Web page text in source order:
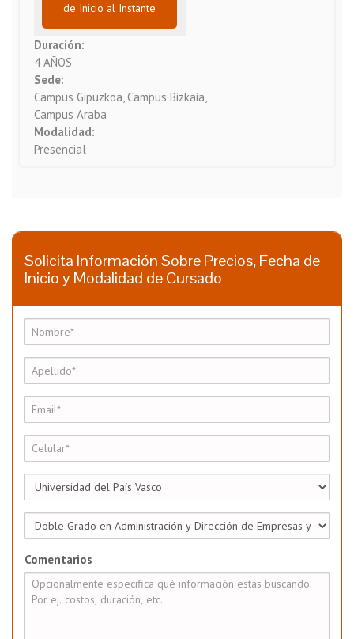
de Inicio al Instante
Duración:
4 AÑOS
Sede:
Campus Gipuzkoa, Campus Bizkaia,
Campus Araba
Modalidad:
Presencial
Solicita Información Sobre Precios, Fecha de
Inicio y Modalidad de Cursado
Comentarios